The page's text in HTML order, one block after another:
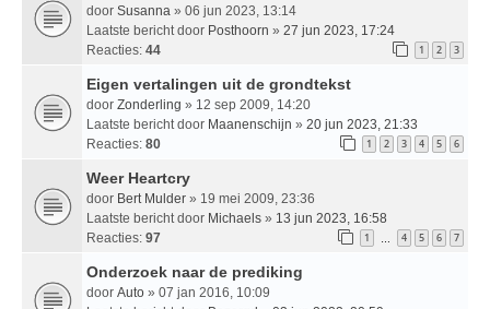
door Susanna » 06 jun 2023, 13:14
Laatste bericht door Posthoorn » 27 jun 2023, 17:24
Reacties: 44 1 2 3
Eigen vertalingen uit de grondtekst
door Zonderling » 12 sep 2009, 14:20
Laatste bericht door Maanenschijn » 20 jun 2023, 21:33
Reacties: 80 1 2 3 4 5 6
Weer Heartcry
door Bert Mulder » 19 mei 2009, 23:36
Laatste bericht door Michaels » 13 jun 2023, 16:58
Reacties: 97 1 … 4 5 6 7
Onderzoek naar de prediking
door Auto » 07 jan 2016, 10:09